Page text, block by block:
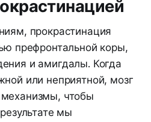
прокрастинация
префронтальной коры,
и амигдалы. Когда
или неприятной, мозг
чтобы
мы